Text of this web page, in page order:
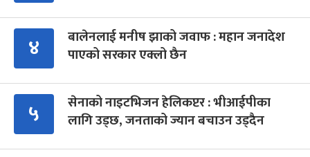
४
बालेनलाई मनीष झाको जवाफ : महान जनादेश
पाएको सरकार एक्लो छैन
५
सेनाको नाइटभिजन हेलिकप्टर : भीआईपीका
लागि उड्छ, जनताको ज्यान बचाउन उड्दैन